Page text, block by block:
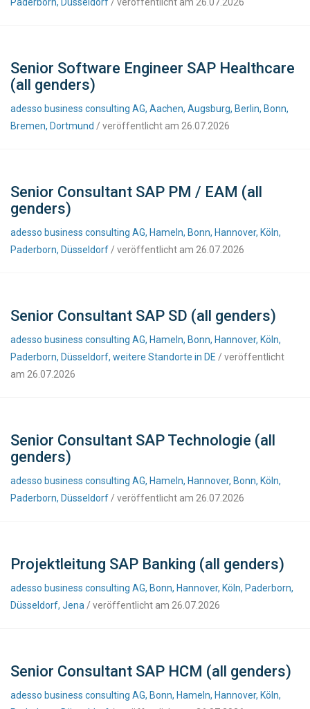
Senior Software Engineer SAP Healthcare
(all genders)
adesso business consulting AG, Aachen, Augsburg, Berlin, Bonn,
Bremen, Dortmund / veröffentlicht am 26.07.2026
Senior Consultant SAP PM / EAM (all
genders)
adesso business consulting AG, Hameln, Bonn, Hannover, Köln,
Paderborn, Düsseldorf / veröffentlicht am 26.07.2026
Senior Consultant SAP SD (all genders)
adesso business consulting AG, Hameln, Bonn, Hannover, Köln,
Paderborn, Düsseldorf, weitere Standorte in DE / veröffentlicht
am 26.07.2026
Senior Consultant SAP Technologie (all
genders)
adesso business consulting AG, Hameln, Hannover, Bonn, Köln,
Paderborn, Düsseldorf / veröffentlicht am 26.07.2026
Projektleitung SAP Banking (all genders)
adesso business consulting AG, Bonn, Hannover, Köln, Paderborn,
Düsseldorf, Jena / veröffentlicht am 26.07.2026
Senior Consultant SAP HCM (all genders)
adesso business consulting AG, Bonn, Hameln, Hannover, Köln,